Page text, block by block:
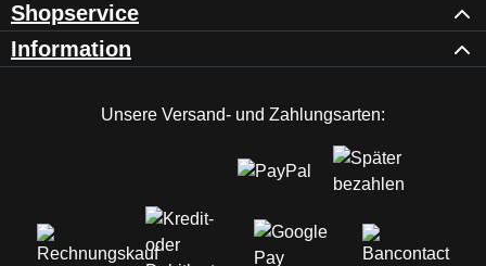
Shopservice
Information
Unsere Versand- und Zahlungsarten: